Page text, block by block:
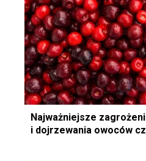
Najważniejsze
i dojrzewania owoców